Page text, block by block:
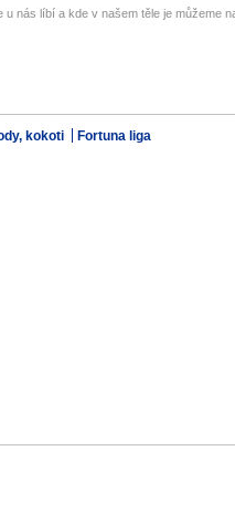
u nás líbí a kde v našem těle je můžeme
kokoti Fortuna liga